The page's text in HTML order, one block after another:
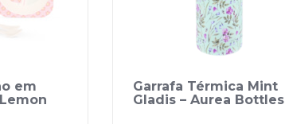
em
Garrafa Térmica Mint
Gladis – Aurea Bottles